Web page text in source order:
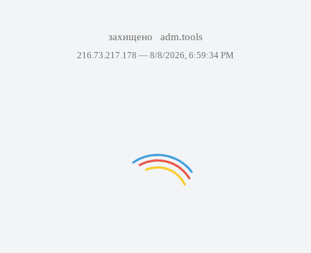
захищено adm.tools
216.73.217.178 — 8/8/2026, 6:59:34 PM